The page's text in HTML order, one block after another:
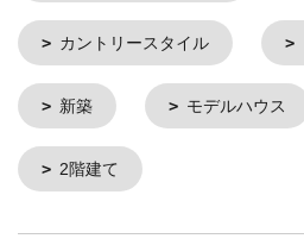
カントリースタイル
新築 モデルハウス
2階建て